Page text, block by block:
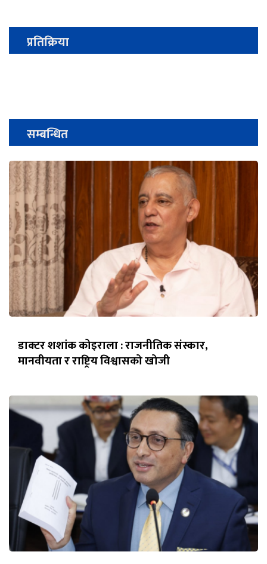
प्रतिक्रिया
सम्बन्धित
डाक्टर शशांक कोइराला : राजनीतिक संस्कार,
मानवीयता र राष्ट्रिय विश्वासको खोजी